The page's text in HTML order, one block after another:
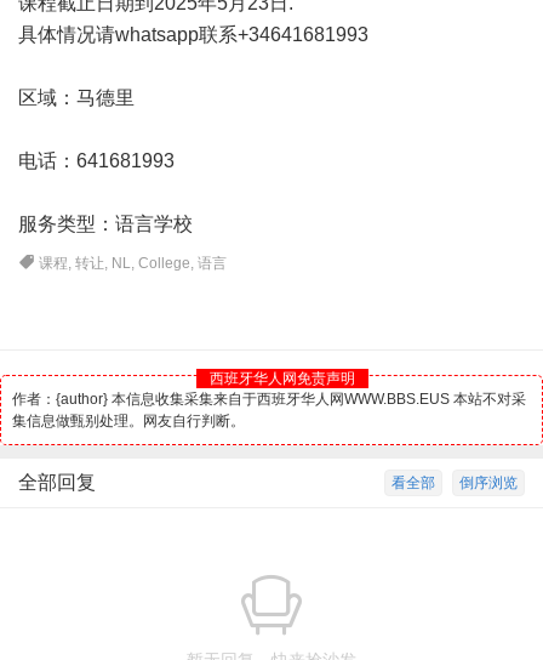
具体情况请whatsapp联系+34641681993
区域： 马德里
电话：641681993
服务类型：语言学校
课程,转让, NL,College,语言
西班牙华人网免责声明
作者：{author} 本信息收集采集来自于西班牙华人网WWW.BBS.EUS 本站不对采
集信息做甄别处理。网友自行判断。
倒序浏览
看全部
全部回复